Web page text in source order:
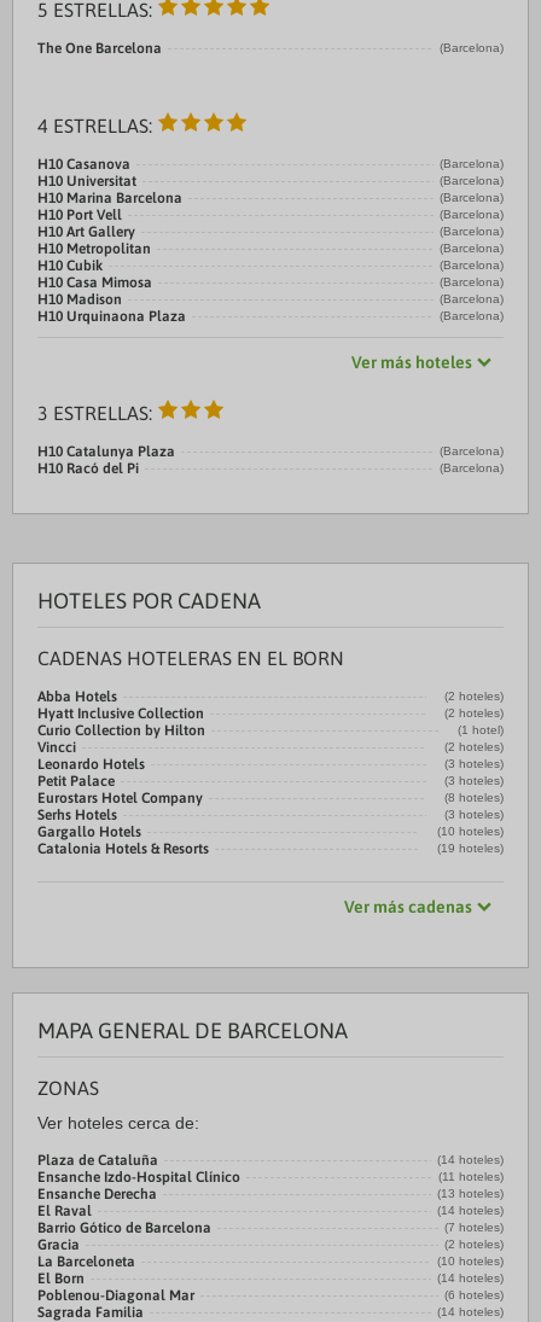
5 ESTRELLAS:
The One Barcelona (Barcelona)
4 ESTRELLAS:
H10 Casanova (Barcelona)
H10 Universitat (Barcelona)
H10 Marina Barcelona (Barcelona)
H10 Port Vell (Barcelona)
H10 Art Gallery (Barcelona)
H10 Metropolitan (Barcelona)
H10 Cubik (Barcelona)
H10 Casa Mimosa (Barcelona)
H10 Madison (Barcelona)
H10 Urquinaona Plaza (Barcelona)
Ver más hoteles
3 ESTRELLAS:
H10 Catalunya Plaza (Barcelona)
H10 Racó del Pi (Barcelona)
HOTELES POR CADENA
CADENAS HOTELERAS EN EL BORN
Abba Hotels (2 hoteles)
Hyatt Inclusive Collection (2 hoteles)
Curio Collection by Hilton (1 hotel)
Vincci (2 hoteles)
Leonardo Hotels (3 hoteles)
Petit Palace (3 hoteles)
Eurostars Hotel Company (8 hoteles)
Serhs Hotels (3 hoteles)
Gargallo Hotels (10 hoteles)
Catalonia Hotels & Resorts (19 hoteles)
Ver más cadenas
MAPA GENERAL DE BARCELONA
ZONAS
Ver hoteles cerca de:
Plaza de Cataluña (14 hoteles)
Ensanche Izdo-Hospital Clínico (11 hoteles)
Ensanche Derecha (13 hoteles)
El Raval (14 hoteles)
Barrio Gótico de Barcelona (7 hoteles)
Gracia (2 hoteles)
La Barceloneta (10 hoteles)
El Born (14 hoteles)
Poblenou-Diagonal Mar (6 hoteles)
Sagrada Familia (14 hoteles)